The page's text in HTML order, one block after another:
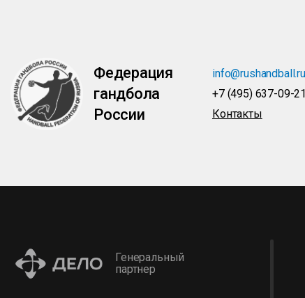
Федерация
гандбола
России
info@rushandball.ru
+7 (495) 637-09-21
Контакты
Генеральный
партнер